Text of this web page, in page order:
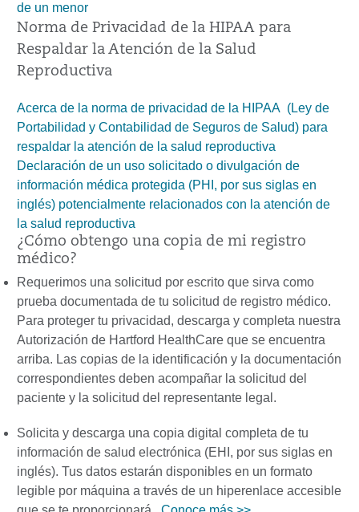
de un menor
Norma de Privacidad de la HIPAA para
Respaldar la Atención de la Salud
Reproductiva
Acerca de la norma de privacidad de la HIPAA (Ley de
Portabilidad y Contabilidad de Seguros de Salud) para
respaldar la atención de la salud reproductiva
Declaración de un uso solicitado o divulgación de
información médica protegida (PHI, por sus siglas en
inglés) potencialmente relacionados con la atención de
la salud reproductiva
¿Cómo obtengo una copia de mi registro
médico?
Requerimos una solicitud por escrito que sirva como
prueba documentada de tu solicitud de registro médico.
Para proteger tu privacidad, descarga y completa nuestra
Autorización de Hartford HealthCare que se encuentra
arriba. Las copias de la identificación y la documentación
correspondientes deben acompañar la solicitud del
paciente y la solicitud del representante legal.
Solicita y descarga una copia digital completa de tu
información de salud electrónica (EHI, por sus siglas en
inglés). Tus datos estarán disponibles en un formato
legible por máquina a través de un hiperenlace accesible